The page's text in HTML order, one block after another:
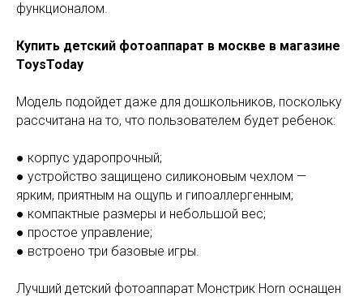
функционалом.
Купить детский фотоаппарат в москве в магазине
ToysToday
Модель подойдет даже для дошкольников, поскольку
рассчитана на то, что пользователем будет ребенок:
● корпус ударопрочный;
● устройство защищено силиконовым чехлом —
ярким, приятным на ощупь и гипоаллергенным;
● компактные размеры и небольшой вес;
● простое управление;
● встроено три базовые игры.
Лучший детский фотоаппарат Монстрик Horn оснащен